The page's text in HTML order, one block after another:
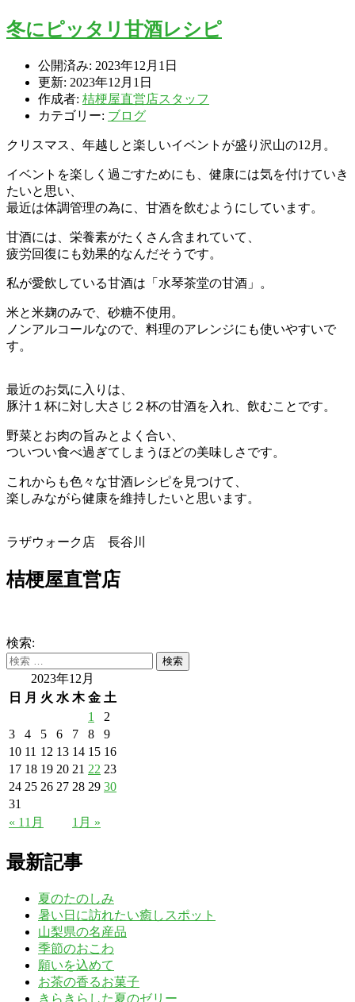
冬にピッタリ甘酒レシピ
公開済み: 2023年12月1日
更新: 2023年12月1日
作成者: 桔梗屋直営店スタッフ
カテゴリー: ブログ
クリスマス、年越しと楽しいイベントが盛り沢山の12月。
イベントを楽しく過ごすためにも、健康には気を付けていき
たいと思い、
最近は体調管理の為に、甘酒を飲むようにしています。
甘酒には、栄養素がたくさん含まれていて、
疲労回復にも効果的なんだそうです。
私が愛飲している甘酒は「水琴茶堂の甘酒」。
米と米麹のみで、砂糖不使用。
ノンアルコールなので、料理のアレンジにも使いやすいで
す。
最近のお気に入りは、
豚汁１杯に対し大さじ２杯の甘酒を入れ、飲むことです。
野菜とお肉の旨みとよく合い、
ついつい食べ過ぎてしまうほどの美味しさです。
これからも色々な甘酒レシピを見つけて、
楽しみながら健康を維持したいと思います。
ラザウォーク店 長谷川
桔梗屋直営店
検索:
2023年12月
日
月 火 水 木 金 土
« 11月 1月 »
1
2
3
4 5 6 7 8
9
10 11 12 13 14 15 16
17 18 19 20 21 22 23
24 25 26 27 28 29 30
31
最新記事
夏のたのしみ
暑い日に訪れたい癒しスポット
山梨県の名産品
季節のおこわ
願いを込めて
お茶の香るお菓子
きらきらした夏のゼリー